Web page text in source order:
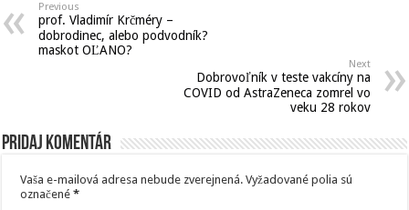
Previous
prof. Vladimír Krčméry –
dobrodinec, alebo podvodník?
maskot OĽANO?
Next
Dobrovoľník v teste vakcíny na
COVID od AstraZeneca zomrel vo
veku 28 rokov
Pridaj komentár
Vaša e-mailová adresa nebude zverejnená. Vyžadované polia sú
označené*